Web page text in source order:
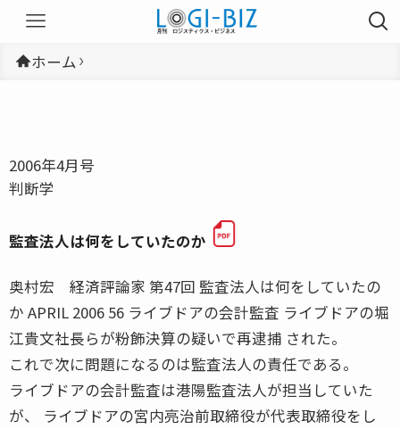
ホーム
2006年4月号
判断学
監査法人は何をしていたのか
奥村宏 経済評論家 第47回 監査法人は何をしていたの
か APRIL 2006 56 ライブドアの会計監査 ライブドアの堀
江貴文社長らが粉飾決算の疑いで再逮捕 された。
これで次に問題になるのは監査法人の責任である。
ライブドアの会計監査は港陽監査法人が担当していた
が、 ライブドアの宮内亮治前取締役が代表取締役をし